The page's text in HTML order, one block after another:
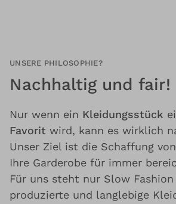
UNSERE PHILOSOPHIE?
Nachhaltig und fair!
Nur wenn ein Kleidungsstück
Favorit wird, kann es wirklich
Unser Ziel ist die Schaffung von
Ihre Garderobe für immer
Für uns steht nur Slow
produzierte und langlebige